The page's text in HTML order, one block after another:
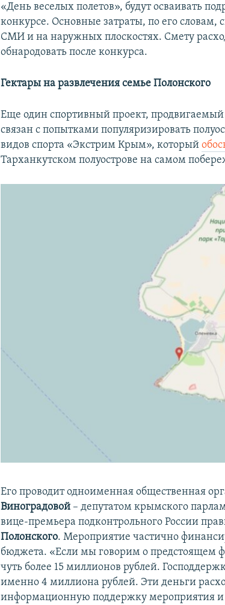
«День веселых полетов», будут осваивать
конкурсе. Основные затраты, по его словам,
СМИ и на наружных плоскостях. Смету
обнародовать после конкурса.
Гектары на развлечения семье Полонского
Еще один спортивный проект,
связан с попытками популяризировать
видов спорта «Экстрим Крым», который
Тарханкутском полуострове на самом
Его проводит одноименная общественная
Виноградовой – депутатом крымского
вице-премьера подконтрольного России
Полонского. Мероприятие частично
бюджета. «Если мы говорим о предстоящем
чуть более 15 миллионов рублей.
именно 4 миллиона рублей. Эти деньги
информационную поддержку мероприятия и